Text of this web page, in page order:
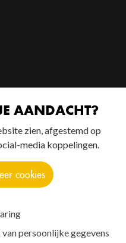
SANTOS
AANDACHT?
zien, afgestemd op
media koppelingen.
cookies
persoonlijke gegevens